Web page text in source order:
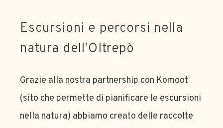
Escursioni e percorsi nella
natura dell’Oltrepò
Grazie alla nostra partnership con Komoot
(sito che permette di pianificare le escursioni
nella natura) abbiamo creato delle raccolte